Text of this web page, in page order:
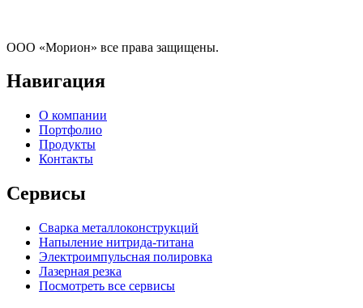
ООО «Морион» все права защищены.
Навигация
О компании
Портфолио
Продукты
Контакты
Сервисы
Сварка металлоконструкций
Напыление нитрида-титана
Электроимпульсная полировка
Лазерная резка
Посмотреть все сервисы